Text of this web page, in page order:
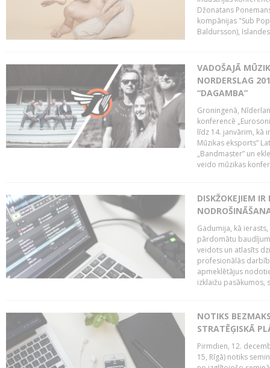
Džonatans
kompānijas "Sub
Baldursson),
VADOŠAJĀ
NORDERSLAG
“DAGAMBA”
Groningenā,
konferencē
līdz 14. janvārim, kā
Mūzikas eksports”
„Bandmaster” un
veido mūzikas
DISKŽOKEJIEM
Gadumija, kā
pārdomātu
veidots un atlasīts
profesionālās
apmeklētājus
izklaižu pasākumos,
NOTIKS
STRATĒĢISKĀ
Pirmdien, 12.
15, Rīgā) notiks